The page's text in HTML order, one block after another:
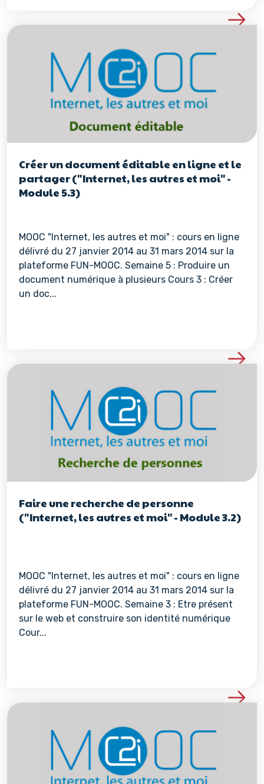
Voir les détails de la
Créer un document éditable en ligne et le
partager ("Internet, les autres et moi" -
Module 5.3)
MOOC "Internet, les autres et moi" : cours en ligne
délivré du 27 janvier 2014 au 31 mars 2014 sur la
plateforme FUN-MOOC. Semaine 5 : Produire un
document numérique à plusieurs Cours 3 : Créer
un doc...
Voir les détails de la
Faire une recherche de personne
("Internet, les autres et moi" - Module 3.2)
MOOC "Internet, les autres et moi" : cours en ligne
délivré du 27 janvier 2014 au 31 mars 2014 sur la
plateforme FUN-MOOC. Semaine 3 : Etre présent
sur le web et construire son identité numérique
Cour...
Voir les détails de la